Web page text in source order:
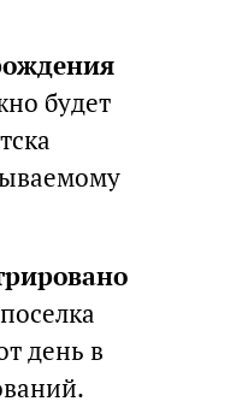
будет
день в